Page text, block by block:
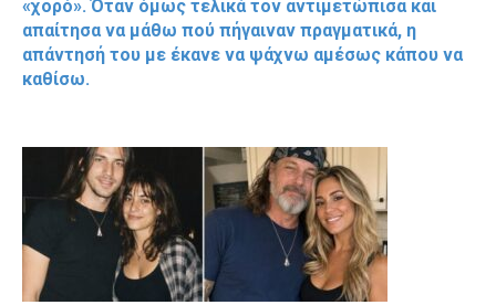
«χορό». Όταν όμως τελικά τον αντιμετώπισα και
απαίτησα να μάθω πού πήγαιναν πραγματικά, η
απάντησή του με έκανε να ψάχνω αμέσως κάπου να
καθίσω.